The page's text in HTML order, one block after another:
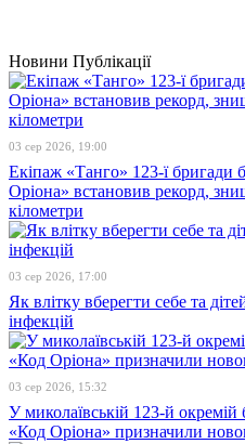
Новини Публікації
03 сер 2026, 19:00
Екіпаж «Танго» 123-ї бригади
Оріона» встановив рекорд,
кілометри
03 сер 2026, 17:00
Як влітку вберегти себе та
інфекцій
03 сер 2026, 15:32
У миколаївській 123-й окремій
«Код Оріона» призначили